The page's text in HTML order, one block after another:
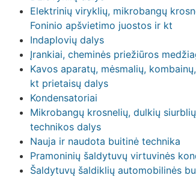
Elektrinių viryklių, mikrobangų
Foninio apšvietimo juostos ir kt
Indaplovių dalys
Įrankiai, cheminės priežiūros
Kavos aparatų, mėsmalių,
kt prietaisų dalys
Kondensatoriai
Mikrobangų krosnelių, dulkių
technikos dalys
Nauja ir naudota buitinė technika
Pramoninių šaldytuvų virtuvinės
Šaldytuvų šaldiklių automobilinės